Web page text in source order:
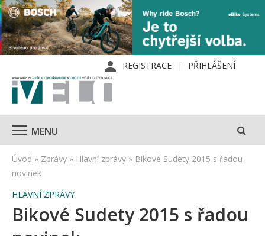
REGISTRACE PŘIHLÁŠENÍ
MENU
Úvod » Zprávy » Hlavní zprávy » Bikové Sudety 2015 s řadou
novinek
HLAVNÍ ZPRÁVY
Bikové Sudety 2015 s řadou